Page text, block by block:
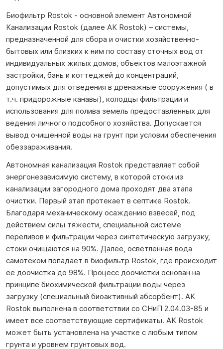
Биофильтр Rostok - основной элемент Автономной
Канализации Rostok (далее АК Rostok) – системы,
предназначенной для сбора и очистки хозяйственно-
бытовых или близких к ним по составу сточных вод от
индивидуальных жилых домов, объектов малоэтажной
застройки, бань и коттеджей до концентраций,
допустимых для отведения в дренажные сооружения ( в
т.ч. придорожные канавы), колодцы фильтрации и
использования для полива земель предоставленных для
ведения личного подсобного хозяйства. Допускается
вывод очищенной воды на грунт при условии обеспечения
обеззараживания.
Автономная канализация Rostok представляет собой
энергонезависимую систему, в которой стоки из
канализации загородного дома проходят два этапа
очистки. Первый этап протекает в септике Rostok.
Благодаря механическому осаждению взвесей, под
действием силы тяжести, специальной системе
переливов и фильтрации через синтетическую загрузку,
стоки очищаются на 90%. Далее, осветленная вода
самотеком попадает в биофильтр Rostok, где происходит
ее доочистка до 98%. Процесс доочистки основан на
принципе биохимической фильтрации воды через
загрузку (специальный биоактивный абсорбент). АК
Rostok выполнена в соответствии со СНиП 2.04.03-85 и
имеет все соответствующие сертификаты. АК Rostok
может быть установлена на участке с любым типом
грунта и уровнем грунтовых вод.